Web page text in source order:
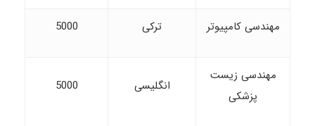
5000 ترکی مهندسی کامپیوتر
5000 انگلیسی
مهندسی زیست
پزشکی